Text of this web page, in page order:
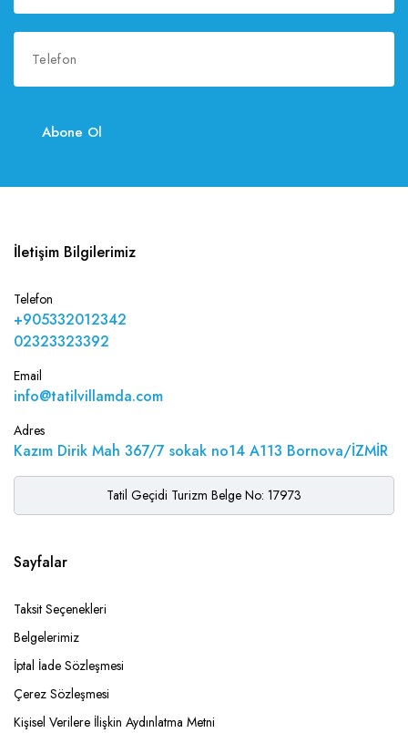
Abone Ol
İletişim Bilgilerimiz
Telefon
+905332012342
02323323392
Email
info@tatilvillamda.com
Adres
Kazım Dirik Mah 367/7 sokak no14 A113 Bornova/İZMİR
Tatil Geçidi Turizm Belge No: 17973
Sayfalar
Taksit Seçenekleri
Belgelerimiz
İptal İade Sözleşmesi
Çerez Sözleşmesi
Kişisel Verilere İlişkin Aydınlatma Metni